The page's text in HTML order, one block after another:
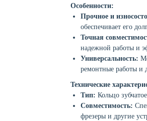
Особенности:
Прочное и
обеспечивает его
Точная
надежной работы и
Универсальность:
ремонтные работы и
Технические
Тип: Кольцо зубчатое
Совместимость:
фрезеры и другие